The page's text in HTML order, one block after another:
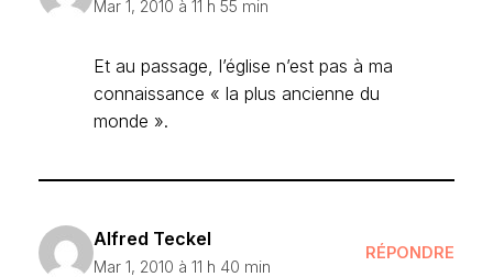
Mar 1, 2010 à 11 h 55 min
Et au passage, l’église n’est pas à ma
connaissance « la plus ancienne du
monde ».
Alfred Teckel
Mar 1, 2010 à 11 h 40 min
RÉPONDRE